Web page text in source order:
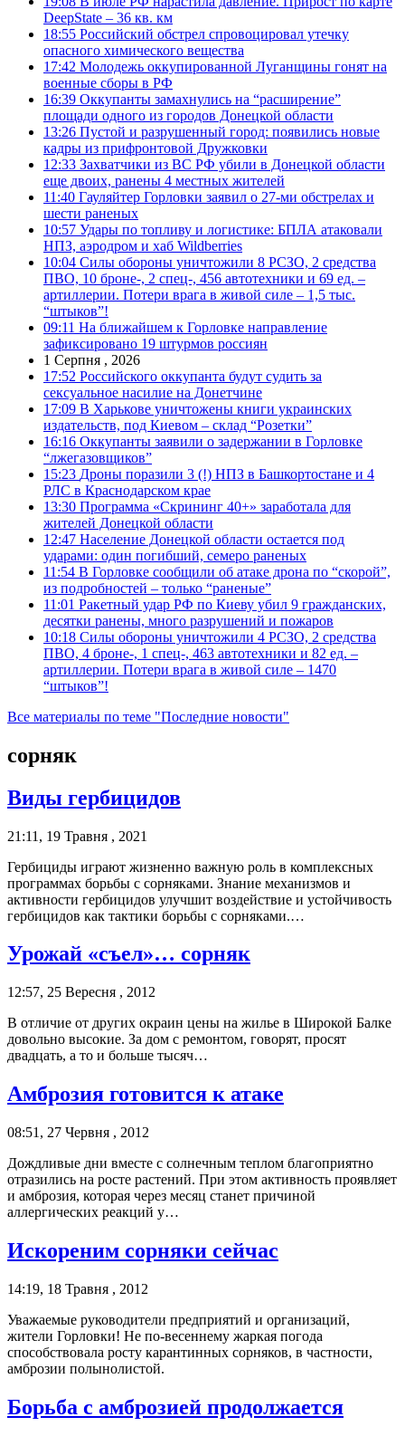
DeepState – 36 кв. км
18:55 Российский обстрел спровоцировал утечку
опасного химического вещества
17:42 Молодежь оккупированной Луганщины гонят на
военные сборы в РФ
16:39 Оккупанты замахнулись на “расширение”
площади одного из городов Донецкой области
13:26 Пустой и разрушенный город: появились новые
кадры из прифронтовой Дружковки
12:33 Захватчики из ВС РФ убили в Донецкой области
еще двоих, ранены 4 местных жителей
11:40 Гауляйтер Горловки заявил о 27-ми обстрелах и
шести раненых
10:57 Удары по топливу и логистике: БПЛА атаковали
НПЗ, аэродром и хаб Wildberries
10:04 Силы обороны уничтожили 8 РСЗО, 2 средства
ПВО, 10 броне-, 2 спец-, 456 автотехники и 69 ед. –
артиллерии. Потери врага в живой силе – 1,5 тыс.
“штыков”!
09:11 На ближайшем к Горловке направление
зафиксировано 19 штурмов россиян
1 Серпня , 2026
17:52 Российского оккупанта будут судить за
сексуальное насилие на Донетчине
17:09 В Харькове уничтожены книги украинских
издательств, под Киевом – склад “Розетки”
16:16 Оккупанты заявили о задержании в Горловке
“лжегазовщиков”
15:23 Дроны поразили 3 (!) НПЗ в Башкортостане и 4
РЛС в Краснодарском крае
13:30 Программа «Скрининг 40+» заработала для
жителей Донецкой области
12:47 Население Донецкой области остается под
ударами: один погибший, семеро раненых
11:54 В Горловке сообщили об атаке дрона по “скорой”,
из подробностей – только “раненые”
11:01 Ракетный удар РФ по Киеву убил 9 гражданских,
десятки ранены, много разрушений и пожаров
10:18 Силы обороны уничтожили 4 РСЗО, 2 средства
ПВО, 4 броне-, 1 спец-, 463 автотехники и 82 ед. –
артиллерии. Потери врага в живой силе – 1470
“штыков”!
Все материалы по теме "Последние новости"
сорняк
Виды гербицидов
21:11, 19 Травня , 2021
Гербициды играют жизненно важную роль в комплексных
программах борьбы с сорняками. Знание механизмов и
активности гербицидов улучшит воздействие и устойчивость
гербицидов как тактики борьбы с сорняками.…
Урожай «съел»… сорняк
12:57, 25 Вересня , 2012
В отличие от других окраин цены на жилье в Широкой Балке
довольно высокие. За дом с ремонтом, говорят, просят
двадцать, а то и больше тысяч…
Амброзия готовится к атаке
08:51, 27 Червня , 2012
Дождливые дни вместе с солнечным теплом благоприятно
отразились на росте растений. При этом активность проявляет
и амброзия, которая через месяц станет причиной
аллергических реакций у…
Искореним сорняки сейчас
14:19, 18 Травня , 2012
Уважаемые руководители предприятий и организаций,
жители Горловки! Не по-весеннему жаркая погода
способствовала росту карантинных сорняков, в частности,
амброзии полынолистой.
Борьба с амброзией продолжается